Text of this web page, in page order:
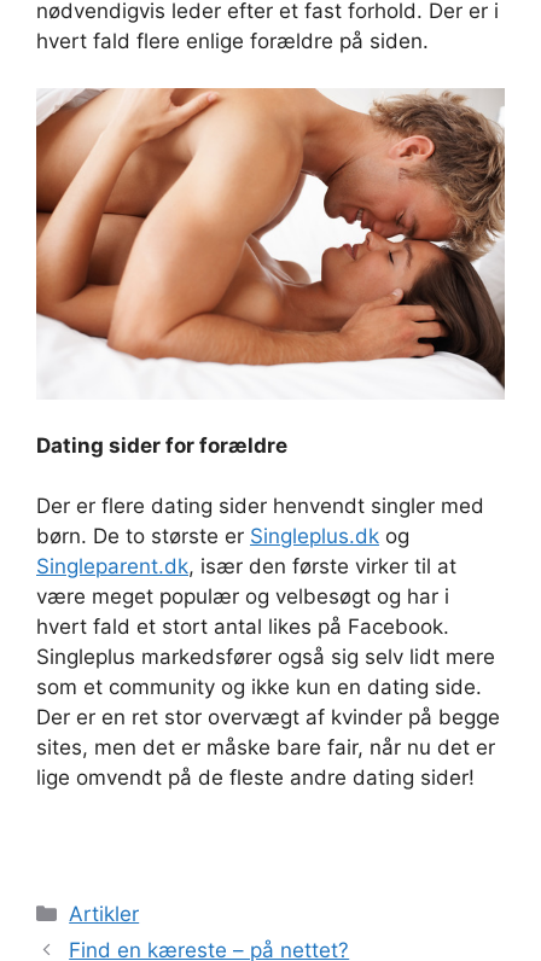
nødvendigvis leder efter et fast forhold. Der er i
hvert fald flere enlige forældre på siden.
Dating sider for forældre
Der er flere dating sider henvendt singler med
børn. De to største er Singleplus.dk og
Singleparent.dk, især den første virker til at
være meget populær og velbesøgt og har i
hvert fald et stort antal likes på Facebook.
Singleplus markedsfører også sig selv lidt mere
som et community og ikke kun en dating side.
Der er en ret stor overvægt af kvinder på begge
sites, men det er måske bare fair, når nu det er
lige omvendt på de fleste andre dating sider!
Kategorier
Artikler
Find en kæreste – på nettet?